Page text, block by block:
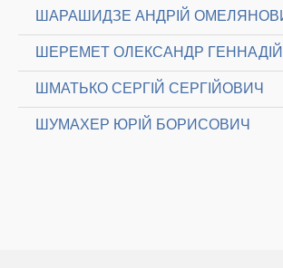
ШАРАШИДЗЕ АНДРІЙ
ШЕРЕМЕТ ОЛЕКСАНДР
ШМАТЬКО СЕРГІЙ СЕРГІЙОВИЧ
ШУМАХЕР ЮРІЙ БОРИСОВИЧ